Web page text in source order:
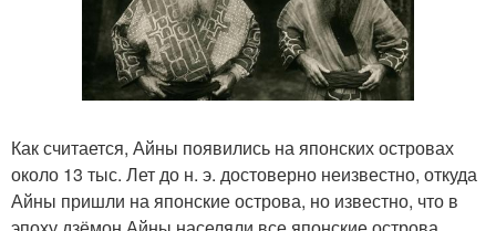
Как считается, Айны появились на японских островах
около 13 тыс. Лет до н. э. достоверно неизвестно, откуда
Айны пришли на японские острова, но известно, что в